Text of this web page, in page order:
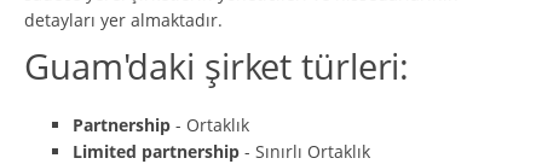
detayları yer almaktadır.
Guam'daki şirket türleri:
Partnership - Ortaklık
Limited partnership - Sınırlı Ortaklık